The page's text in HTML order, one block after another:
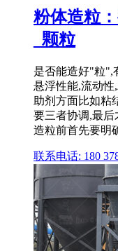
粉体造粒
_颗粒
是否能造好"粒",
悬浮性能,流动性
助剂方面比如粘
要三者协调,最
造粒前首先要明
联系电话: 180